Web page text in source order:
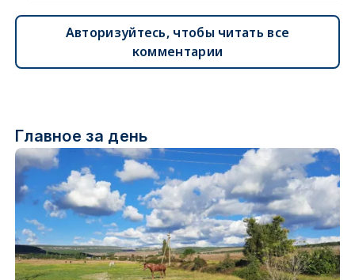
Авторизуйтесь, чтобы читать все
комментарии
Главное за день